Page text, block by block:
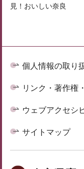
見！おいしい奈良
個人情報の取り
リンク・著作権
ウェブアクセシ
サイトマップ